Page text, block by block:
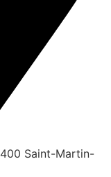
Saint-Martin-